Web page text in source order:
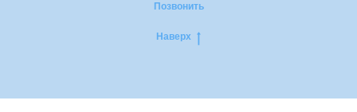
Позвонить
Наверх